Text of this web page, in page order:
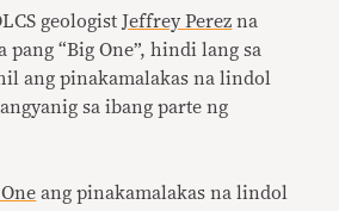
geologistJeffrey Perez na
pang “Big One”, hindi lang sa
ang pinakamalakas na lindol
sa ibang parte ng
ang pinakamalakas na lindol